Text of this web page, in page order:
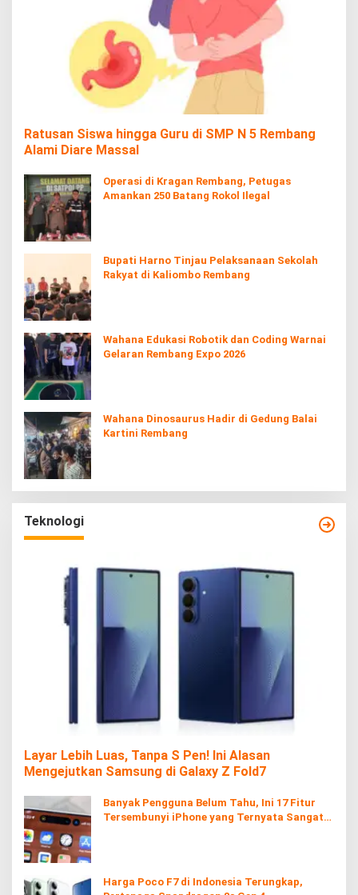
Ratusan Siswa hingga Guru di SMP N 5 Rembang
Alami Diare Massal
Operasi di Kragan Rembang, Petugas
Amankan 250 Batang Rokol Ilegal
Bupati Harno Tinjau Pelaksanaan Sekolah
Rakyat di Kaliombo Rembang
Wahana Edukasi Robotik dan Coding Warnai
Gelaran Rembang Expo 2026
Wahana Dinosaurus Hadir di Gedung Balai
Kartini Rembang
Teknologi
Layar Lebih Luas, Tanpa S Pen! Ini Alasan
Mengejutkan Samsung di Galaxy Z Fold7
Banyak Pengguna Belum Tahu, Ini 17 Fitur
Tersembunyi iPhone yang Ternyata Sangat
Harga Poco F7 di Indonesia Terungkap,